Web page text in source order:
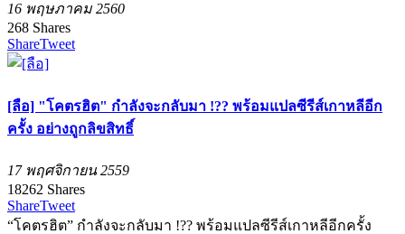
16 พฤษภาคม 2560
268 Shares
ShareTweet
[ลือ] "โคตรฮิต" กำลังจะกลับมา !?? พร้อมแปลซีรีส์เกาหลีอีก
ครั้ง อย่างถูกลิขสิทธิ์
17 พฤศจิกายน 2559
18262 Shares
ShareTweet
“โคตรฮิต” กำลังจะกลับมา !?? พร้อมแปลซีรีส์เกาหลีอีกครั้ง